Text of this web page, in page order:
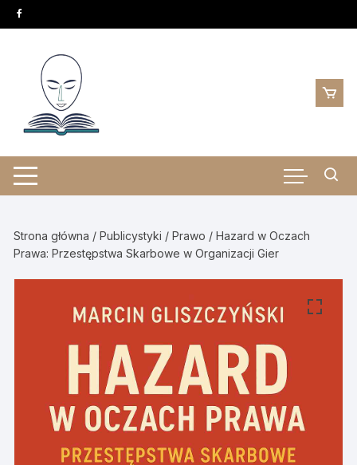
Skip
to
Strona główna /Publicystyki /Prawo / Hazard w Oczach
Prawa: Przestępstwa Skarbowe w Organizacji Gier